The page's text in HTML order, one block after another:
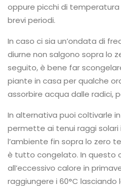
oppure picchi di
brevi periodi.
In caso ci sia un’ondata di
diurne non salgono sopra lo
seguito, è bene far
piante in casa per qualche
assorbire acqua dalle radici,
In alternativa puoi coltivarle
permette ai tenui raggi solari
l’ambiente fin sopra lo zero
è tutto congelato. In questo
all’eccessivo calore in
raggiungere i 60°C